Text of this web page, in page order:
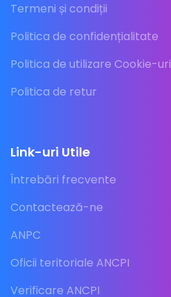
Termeni și condiții
Politica de confidențialitate
Politica de utilizare Cookie-uri
Politica de retur
Link-uri Utile
Întrebări frecvente
Contactează-ne
ANPC
Oficii teritoriale ANCPI
Verificare ANCPI